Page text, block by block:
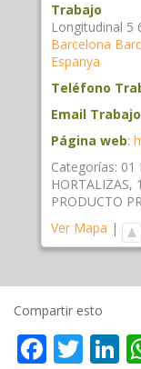
Trabajo
Longitudinal 5
Barcelona
Espanya
Teléfono
Email Trabajo
Página web:
Categorías: 01
HORTALIZAS,
PRODUCTO
Ver Mapa |
Compartir esto